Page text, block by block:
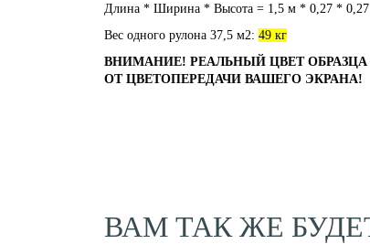
Длина * Ширина * Высота = 1,5 м * 0,27 *
Вес одного рулона 37,5 м2: 49 кг
ВНИМАНИЕ! РЕАЛЬНЫЙ ЦВЕТ
ОТ ЦВЕТОПЕРЕДАЧИ ВАШЕГО ЭКРАНА!
ВАМ ТАК ЖЕ